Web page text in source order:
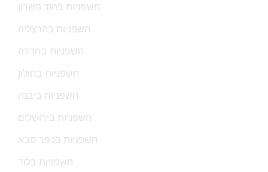
חשפניות בהוד השרון
חשפניות בהרצליה
חשפניות בחדרה
חשפניות בחולון
חשפניות ביבנה
חשפניות בירושלים
חשפניות בכפר סבא
חשפניות בלוד